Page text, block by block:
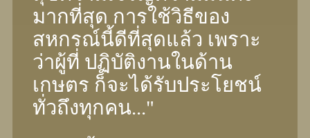
มากที่สุด การใช้วิธีของ
สหกรณ์นี้ดีที่สุดแล้ว เพราะ
ว่าผู้ที่ ปฏิบัติงานในด้าน
เกษตร ก็จะได้รับประโยชน์
ทั่วถึงทุกคน..."